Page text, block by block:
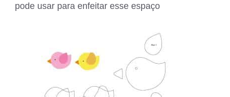
pode usar para enfeitar esse espaço